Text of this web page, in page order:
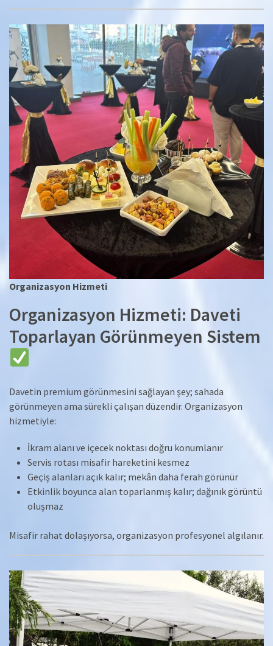
Organizasyon Hizmeti
Organizasyon Hizmeti: Daveti
Toparlayan Görünmeyen Sistem
Davetin premium görünmesini sağlayan şey; sahada
görünmeyen ama sürekli çalışan düzendir. Organizasyon
hizmetiyle:
İkram alanı ve içecek noktası doğru konumlanır
Servis rotası misafir hareketini kesmez
Geçiş alanları açık kalır; mekân daha ferah görünür
Etkinlik boyunca alan toparlanmış kalır; dağınık görüntü
oluşmaz
Misafir rahat dolaşıyorsa, organizasyon profesyonel algılanır.